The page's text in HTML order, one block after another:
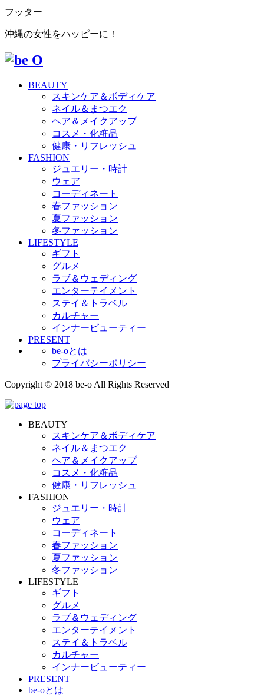
フッター
沖縄の女性をハッピーに！
BEAUTY
スキンケア＆ボディケア
ネイル＆まつエク
ヘア＆メイクアップ
コスメ・化粧品
健康・リフレッシュ
FASHION
ジュエリー・時計
ウェア
コーディネート
春ファッション
夏ファッション
冬ファッション
LIFESTYLE
ギフト
グルメ
ラブ＆ウェディング
エンターテイメント
ステイ＆トラベル
カルチャー
インナービューティー
PRESENT
be-oとは
プライバシーポリシー
Copyright © 2018 be-o All Rights Reserved
BEAUTY
スキンケア＆ボディケア
ネイル＆まつエク
ヘア＆メイクアップ
コスメ・化粧品
健康・リフレッシュ
FASHION
ジュエリー・時計
ウェア
コーディネート
春ファッション
夏ファッション
冬ファッション
LIFESTYLE
ギフト
グルメ
ラブ＆ウェディング
エンターテイメント
ステイ＆トラベル
カルチャー
インナービューティー
PRESENT
be-oとは